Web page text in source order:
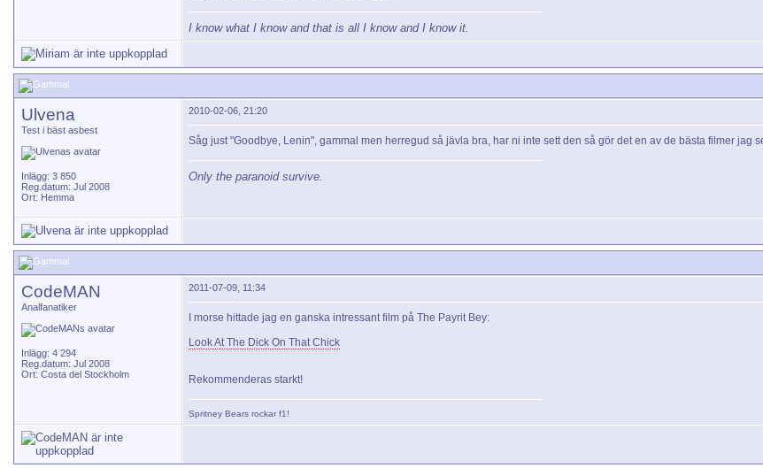
I know what I know and that is all I know and I know it.
Ulvena
Test i bäst asbest
Inlägg: 3 850
Reg.datum: Jul 2008
Ort: Hemma
2010-02-06, 21:20
Såg just "Goodbye, Lenin", gammal men herregud så jävla bra, har ni inte sett den så gör det en av de bästa filmer jag
Only the paranoid survive.
CodeMAN
Analfanatiker
Inlägg: 4 294
Reg.datum: Jul 2008
Ort: Costa del Stockholm
2011-07-09, 11:34
I morse hittade jag en ganska intressant film på The Payrit Bey:
Look At The Dick On That Chick
Rekommenderas starkt!
Spritney Bears rockar f1!